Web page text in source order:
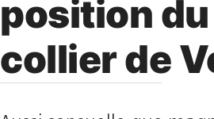
position du
collier de